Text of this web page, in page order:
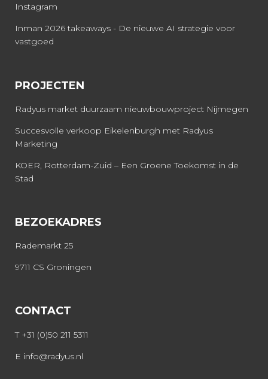
Instagram
Inman 2026 takeaways - De nieuwe AI strategie voor
vastgoed
PROJECTEN
Radyus market duurzaam nieuwbouwproject Nijmegen
Succesvolle verkoop Eikelenburgh met Radyus
Marketing
KOER, Rotterdam-Zuid – Een Groene Toekomst in de
Stad
BEZOEKADRES
Rademarkt 25
9711 CS Groningen
CONTACT
T +31 (0)50 211 5311
E info@radyus.nl